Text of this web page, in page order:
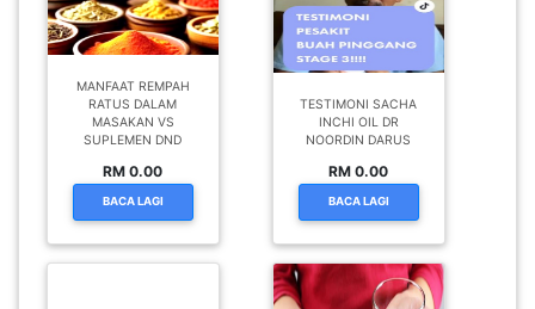
MANFAAT REMPAH
RATUS DALAM
MASAKAN VS
SUPLEMEN DND
RM 0.00
BACA LAGI
TESTIMONI SACHA
INCHI OIL DR
NOORDIN DARUS
RM 0.00
BACA LAGI